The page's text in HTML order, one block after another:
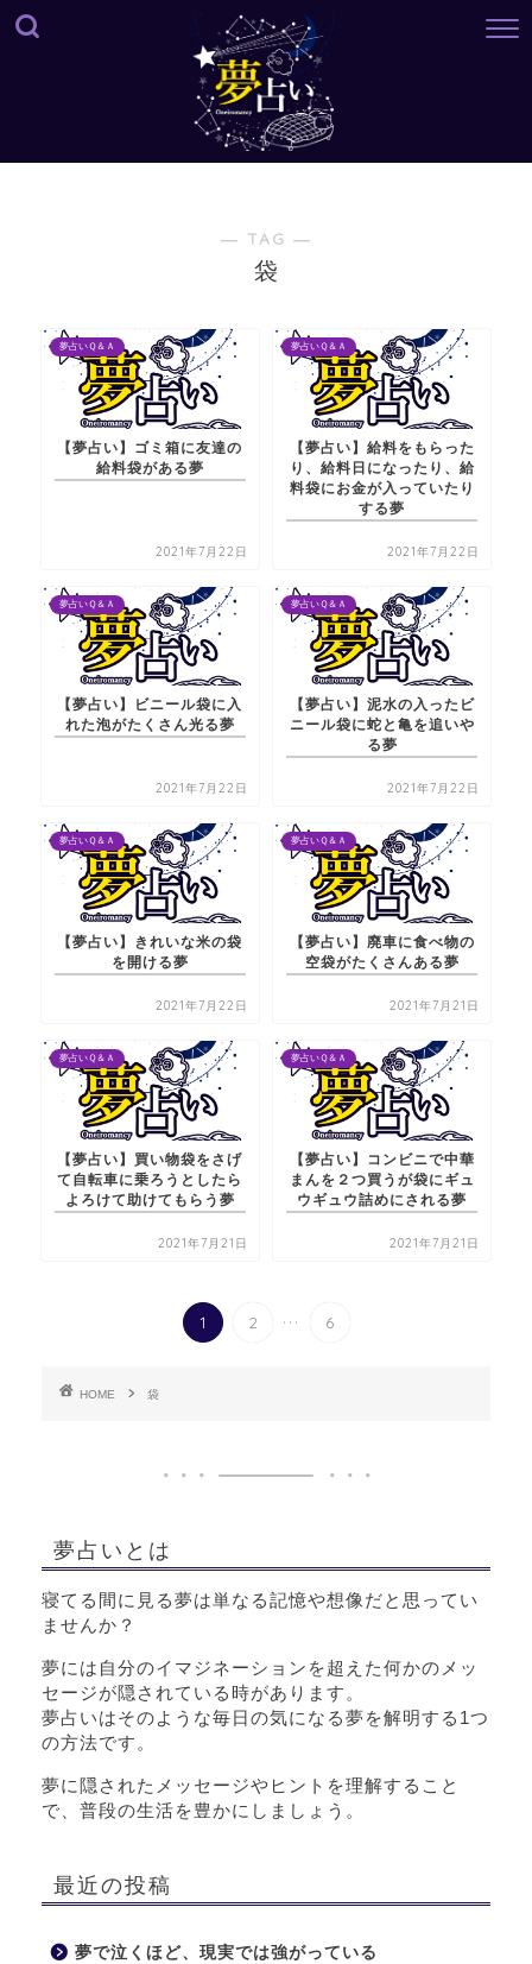
― TAG ―
袋
夢占いＱ＆Ａ
【夢占い】ゴミ箱に友達の
給料袋がある夢
2021年7月22日
夢占いＱ＆Ａ
【夢占い】給料をもらった
り、給料日になったり、給
料袋にお金が入っていたり
する夢
2021年7月22日
夢占いＱ＆Ａ
【夢占い】ビニール袋に入
れた泡がたくさん光る夢
2021年7月22日
夢占いＱ＆Ａ
【夢占い】泥水の入ったビ
ニール袋に蛇と亀を追いや
る夢
2021年7月22日
夢占いＱ＆Ａ
【夢占い】きれいな米の袋
を開ける夢
2021年7月22日
夢占いＱ＆Ａ
【夢占い】廃車に食べ物の
空袋がたくさんある夢
2021年7月21日
夢占いＱ＆Ａ
【夢占い】買い物袋をさげ
て自転車に乗ろうとしたら
よろけて助けてもらう夢
2021年7月21日
夢占いＱ＆Ａ
【夢占い】コンビニで中華
まんを２つ買うが袋にギュ
ウギュウ詰めにされる夢
2021年7月21日
1 2 ... 6
HOME 袋
夢占いとは
寝てる間に見る夢は単なる記憶や想像だと思ってい
ませんか？
夢には自分のイマジネーションを超えた何かのメッ
セージが隠されている時があります。
夢占いはそのような毎日の気になる夢を解明する1つ
の方法です。
夢に隠されたメッセージやヒントを理解すること
で、普段の生活を豊かにしましょう。
最近の投稿
夢で泣くほど、現実では強がっている